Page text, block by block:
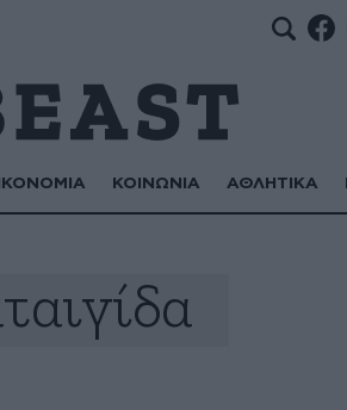
ΚΟΙΝΩΝΙΑ ΑΘΛΗΤΙΚΑ